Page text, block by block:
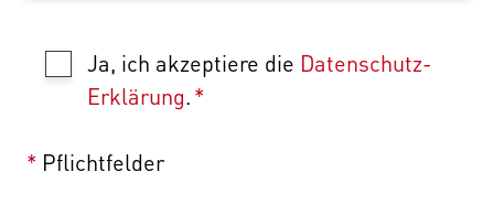
Ja, ich akzeptiere die Datenschutz-
Erklärung.*
* Pflichtfelder